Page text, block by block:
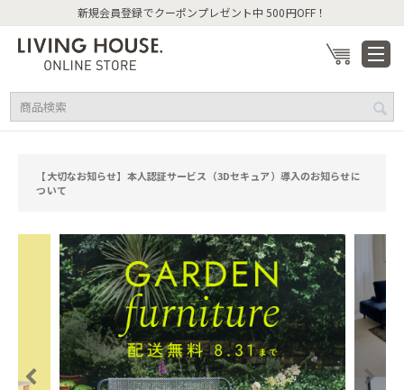
新規会員登録でクーポンプレゼント中 500円OFF！
【大切なお知らせ】本人認証サービス（3Dセキュア）導入のお知らせに
ついて